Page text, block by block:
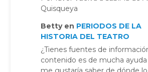
Quisqueya
Bettyen PERIODOS DE LA
HISTORIA DEL TEATRO
¿Tienes fuentes de
contenido es de mucha